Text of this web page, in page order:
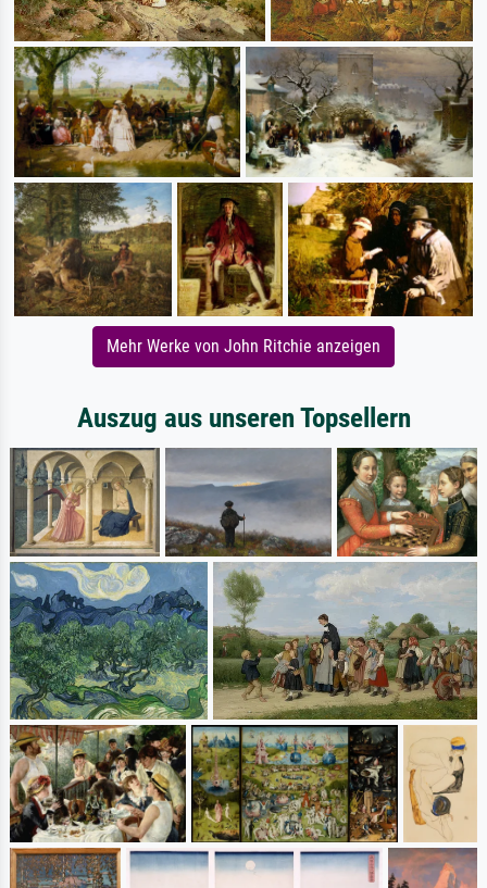
Mehr Werke von John Ritchie anzeigen
Auszug aus unseren Topsellern